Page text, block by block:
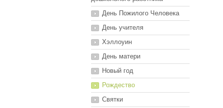
День Пожилого Человека
День учителя
Хэллоуин
День матери
Новый год
Рождество
Святки